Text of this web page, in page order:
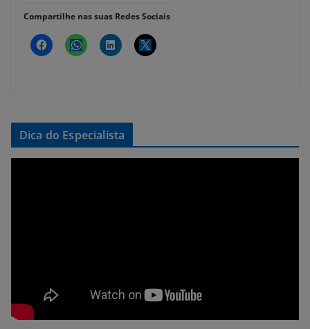
Compartilhe nas suas Redes Sociais
Dica do Especialista